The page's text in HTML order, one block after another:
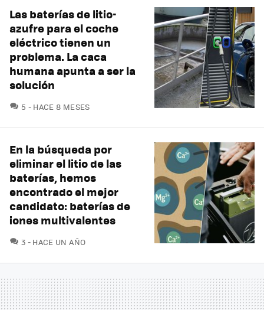
Las baterías de litio-
azufre para el coche
eléctrico tienen un
problema. La caca
humana apunta a ser la
solución
5 COMENTARIOS
HACE 8 MESES
En la búsqueda por
eliminar el litio de las
baterías, hemos
encontrado el mejor
candidato: baterías de
iones multivalentes
3 COMENTARIOS
HACE UN AÑO